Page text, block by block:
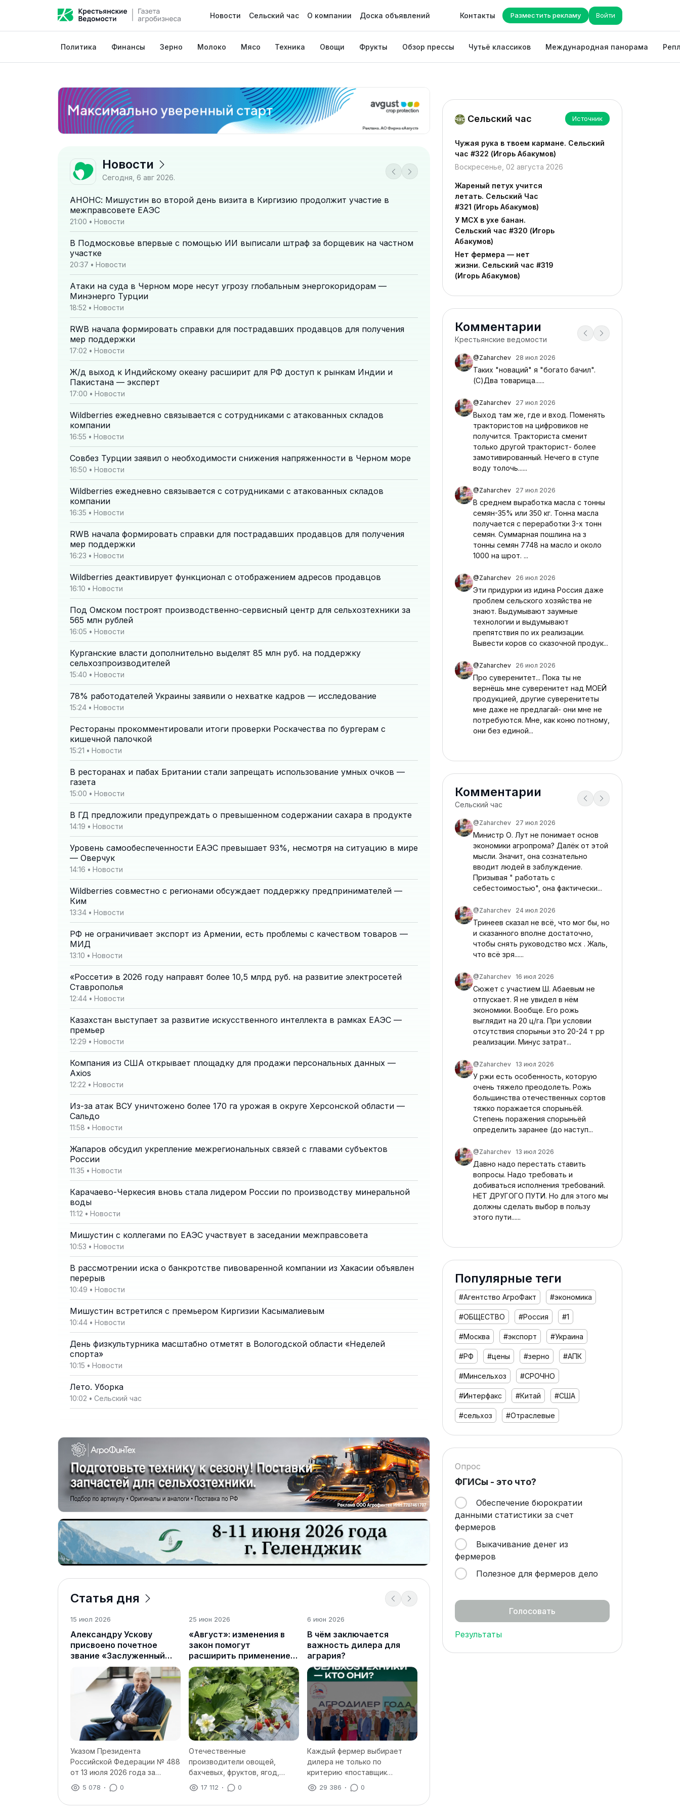
Новости Сельский час О компании Доска объявлений Контакты Разместить рекламу Войти
Политика Финансы Зерно Молоко Мясо Техника Овощи Фрукты Обзор прессы Чутьё классиков Международная панорама
Новости
Сегодня, 6 авг 2026.
АНОНС: Мишустин во второй день визита в Киргизию продолжит участие в
межправсовете ЕАЭС
21:00 • Новости
В Подмосковье впервые с помощью ИИ выписали штраф за борщевик на частном
участке
20:37 • Новости
Атаки на суда в Черном море несут угрозу глобальным энергокоридорам —
Минэнерго Турции
18:52 • Новости
RWB начала формировать справки для пострадавших продавцов для получения
мер поддержки
17:02 • Новости
Ж/д выход к Индийскому океану расширит для РФ доступ к рынкам Индии и
Пакистана — эксперт
17:00 • Новости
Wildberries ежедневно связывается с сотрудниками с атакованных складов
компании
16:55 • Новости
Совбез Турции заявил о необходимости снижения напряженности в Черном море
16:50 • Новости
Wildberries ежедневно связывается с сотрудниками с атакованных складов
компании
16:35 • Новости
RWB начала формировать справки для пострадавших продавцов для получения
мер поддержки
16:23 • Новости
Wildberries деактивирует функционал с отображением адресов продавцов
16:10 • Новости
Под Омском построят производственно-сервисный центр для сельхозтехники за
565 млн рублей
16:05 • Новости
Курганские власти дополнительно выделят 85 млн руб. на поддержку
сельхозпроизводителей
15:40 • Новости
78% работодателей Украины заявили о нехватке кадров — исследование
15:24 • Новости
Рестораны прокомментировали итоги проверки Роскачества по бургерам с
кишечной палочкой
15:21 • Новости
В ресторанах и пабах Британии стали запрещать использование умных очков —
газета
15:00 • Новости
В ГД предложили предупреждать о превышенном содержании сахара в продукте
14:19 • Новости
Уровень самообеспеченности ЕАЭС превышает 93%, несмотря на ситуацию в мире
— Оверчук
14:16 • Новости
Wildberries совместно с регионами обсуждает поддержку предпринимателей —
Ким
13:34 • Новости
РФ не ограничивает экспорт из Армении, есть проблемы с качеством товаров —
МИД
13:10 • Новости
«Россети» в 2026 году направят более 10,5 млрд руб. на развитие электросетей
Ставрополья
12:44 • Новости
Казахстан выступает за развитие искусственного интеллекта в рамках ЕАЭС —
премьер
12:29 • Новости
Компания из США открывает площадку для продажи персональных данных —
Axios
12:22 • Новости
Из-за атак ВСУ уничтожено более 170 га урожая в округе Херсонской области —
Сальдо
11:58 • Новости
Жапаров обсудил укрепление межрегиональных связей с главами субъектов
России
11:35 • Новости
Карачаево-Черкесия вновь стала лидером России по производству минеральной
воды
11:12 • Новости
Мишустин с коллегами по ЕАЭС участвует в заседании межправсовета
10:53 • Новости
В рассмотрении иска о банкротстве пивоваренной компании из Хакасии объявлен
перерыв
10:49 • Новости
Мишустин встретился с премьером Киргизии Касымалиевым
10:44 • Новости
День физкультурника масштабно отметят в Вологодской области «Неделей
спорта»
10:15 • Новости
Лето. Уборка
10:02 • Сельский час
Статья дня
15 июл 2026
Александру Ускову
присвоено почетное
звание «Заслуженный
работник сельского
хозяйства Российской
Федерации»
Указом Президента
Российской Федерации № 488
от 13 июля 2026 года за
заслуги в области сельского
хозяйства и многолетнюю
добросовестную работу
5 078 · 0
25 июн 2026
«Август»: изменения в
закон помогут
расширить применение
СЗР для нишевых
культур, но не решат
проблему полностью
Отечественные
производители овощей,
бахчевых, фруктов, ягод,
зернобобовых, масличных и
других культур, занимающих
сравнительно небольшие
17 112 · 0
6 июн 2026
В чём заключается
важность дилера для
агрария?
Каждый фермер выбирает
дилера не только по
критерию «поставщик
техники». Мы также обращаем
внимание на важные
сегменты: сервис,
29 386 · 0
Источник
Сельский час
Чужая рука в твоем кармане. Сельский
час #322 (Игорь Абакумов)
Воскресенье, 02 августа 2026
Жареный петух учится
летать. Сельский Час
#321 (Игорь Абакумов)
У МСХ в ухе банан.
Сельский час #320 (Игорь
Абакумов)
Нет фермера — нет
жизни. Сельский час #319
(Игорь Абакумов)
Комментарии
Крестьянские ведомости
@Zaharchev 28 июл 2026
Таких "новаций" я "богато бачил".
(С)Два товарища......
@Zaharchev 27 июл 2026
Выход там же, где и вход. Поменять
трактористов на цифровиков не
получится. Тракториста сменит
только другой тракторист- более
замотивированный. Нечего в ступе
воду толочь......
@Zaharchev 27 июл 2026
В среднем выработка масла с тонны
семян-35% или 350 кг. Тонна масла
получается с переработки 3-х тонн
семян. Суммарная пошлина на з
тонны семян 7748 на масло и около
1000 на шрот. ...
@Zaharchev 26 июл 2026
Эти придурки из идина Россия даже
проблем сельского хозяйства не
знают. Выдумывают заумные
технологии и выдумывают
препятствия по их реализации.
Вывести коров со сказочной продук...
@Zaharchev 26 июл 2026
Про суверенитет... Пока ты не
вернёшь мне суверенитет над МОЕЙ
продукцией, другие суверенитеты
мне даже не предлагай- они мне не
потребуются. Мне, как коню потному,
они без единой...
Комментарии
Сельский час
@Zaharchev 27 июл 2026
Министр О. Лут не понимает основ
экономики агропрома? Далёк от этой
мысли. Значит, она сознательно
вводит людей в заблуждение.
Призывая " работать с
себестоимостью", она фактически...
@Zaharchev 24 июл 2026
Тринеев сказал не всё, что мог бы, но
и сказанного вполне достаточно,
чтобы снять руководство мсх . Жаль,
что всё зря......
@Zaharchev 16 июл 2026
Сюжет с участием Ш. Абаевым не
отпускает. Я не увидел в нём
экономики. Вообще. Его рожь
выглядит на 20 ц/га. При условии
отсутствия спорыньи это 20-24 т рр
реализации. Минус затрат...
@Zaharchev 13 июл 2026
У ржи есть особенность, которую
очень тяжело преодолеть. Рожь
большинства отечественных сортов
тяжко поражается спорыньёй.
Степень поражения спорыньёй
определить заранее (до наступ...
@Zaharchev 13 июл 2026
Давно надо перестать ставить
вопросы. Надо требовать и
добиваться исполнения требований.
НЕТ ДРУГОГО ПУТИ. Но для этого мы
должны сделать выбор в пользу
этого пути......
Популярные теги
#Агентство АгроФакт #экономика
#ОБЩЕСТВО #Россия #1
#Москва #экспорт #Украина
#РФ #цены #зерно #АПК
#Минсельхоз #СРОЧНО
#Интерфакс #Китай #США
#сельхоз #Отраслевые
Опрос
ФГИСы - это что?
Обеспечение бюрократии
данными статистики за счет
фермеров
Выкачивание денег из
фермеров
Полезное для фермеров дело
Результаты